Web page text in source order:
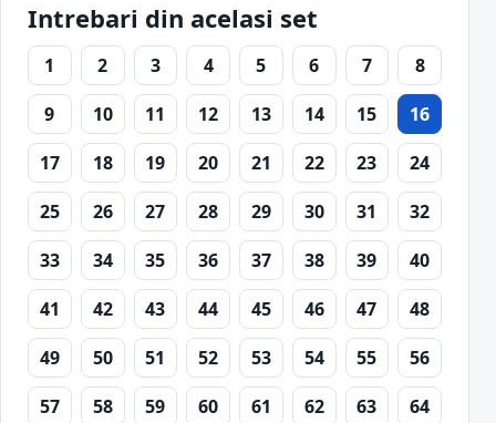
Intrebari din acelasi set
1 2 3 4 5 6 7
8
9
10 11 12 13 14 15
16
17
18 19 20 21 22 23
24
25
26 27 28 29 30 31
32
33
34 35 36 37 38 39
40
41
42 43 44 45 46 47
48
49
50 51 52 53 54 55
56
57
58 59 60 61 62 63
64